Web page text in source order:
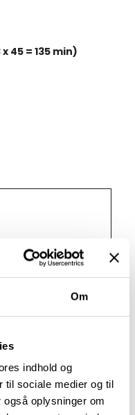
Om
indhold og
til sociale medier og til
oplysninger om
45 = 135 min)